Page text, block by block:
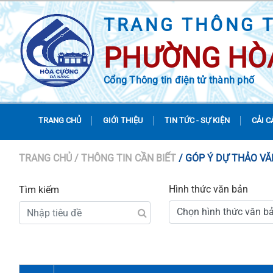
TRANG THÔNG
PHƯỜNG
Cổng Thông tin điện tử thành phố
TRANG CHỦ GIỚI THIỆU TIN TỨC - SỰ KIỆN CẢI
TRANG CHỦ / THÔNG TIN CẦN BIẾT / GÓP Ý DỰ THẢO
Tìm kiếm
Hình thức văn bản
Chọn hình thức văn